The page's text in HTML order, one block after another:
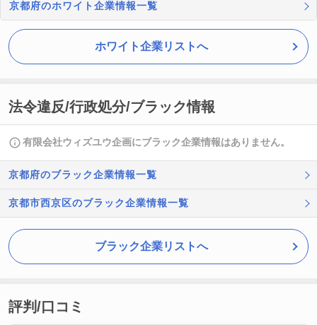
京都府のホワイト企業情報一覧
ホワイト企業リストへ
法令違反/行政処分/ブラック情報
有限会社ウィズユウ企画にブラック企業情報はありません。
京都府のブラック企業情報一覧
京都市西京区のブラック企業情報一覧
ブラック企業リストへ
評判/口コミ